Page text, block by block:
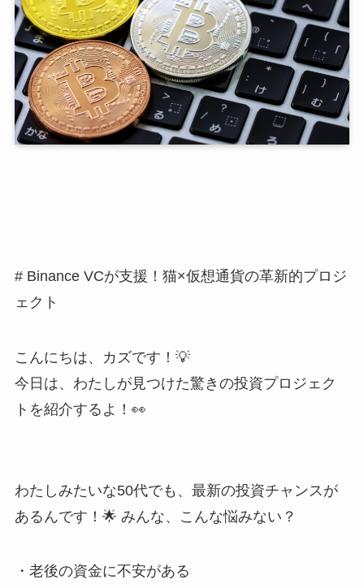
# Binance VCが支援！猫×仮想通貨の革新的プロジ
ェクト
こんにちは、カズです！💡
今日は、わたしが見つけた驚きの投資プロジェク
トを紹介するよ！👀
わたしみたいな50代でも、最新の投資チャンスが
あるんです！🌟 みんな、こんな悩みない？
・老後の資金に不安がある